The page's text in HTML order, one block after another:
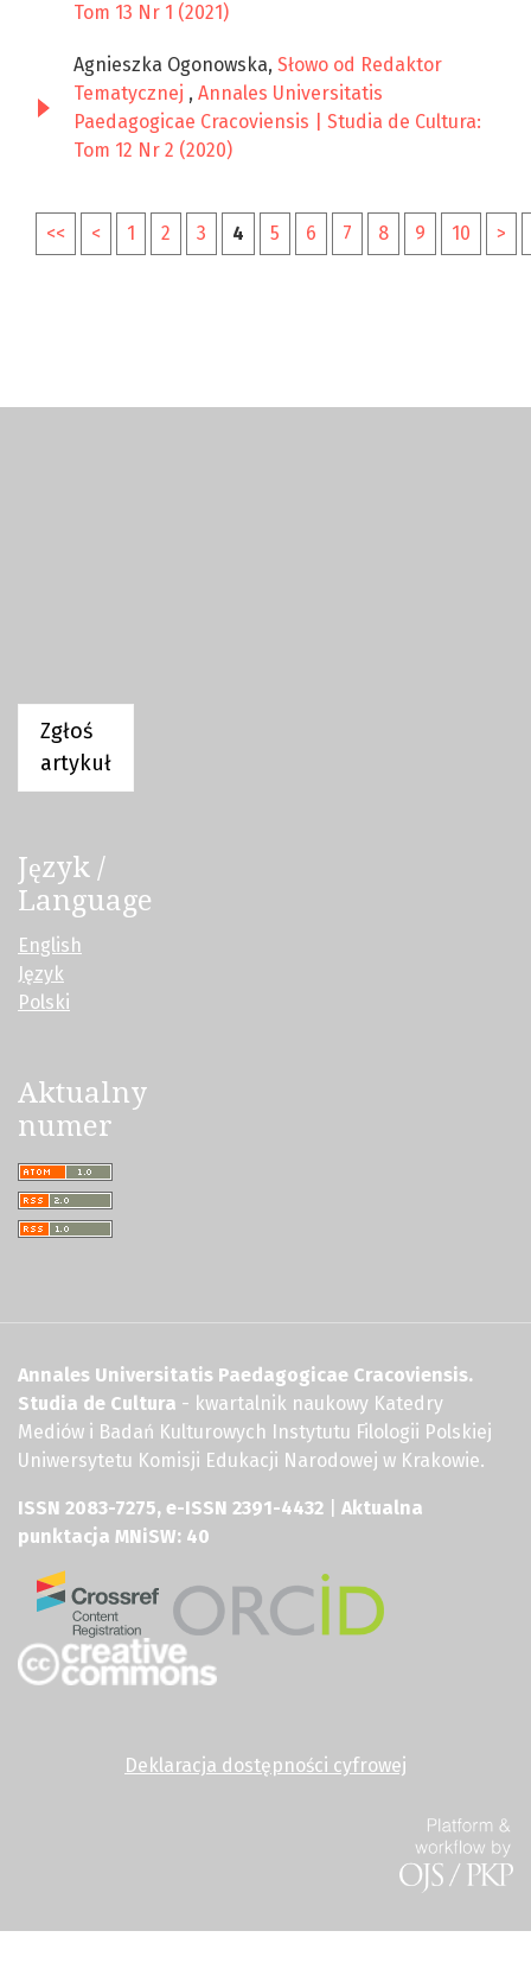
Tom 13 Nr 1 (2021)
Agnieszka Ogonowska, Słowo od Redaktor
Tematycznej , Annales Universitatis
Paedagogicae Cracoviensis | Studia de Cultura:
Tom 12 Nr 2 (2020)
<< < 1 2 3 4 5 6 7 8 9 10 >
Zgłoś
artykuł
Język /
Language
English
Język
Polski
Aktualny
numer
Annales Universitatis Paedagogicae Cracoviensis.
Studia de Cultura - kwartalnik naukowy Katedry
Mediów i Badań Kulturowych Instytutu Filologii Polskiej
Uniwersytetu Komisji Edukacji Narodowej w Krakowie.
ISSN 2083-7275, e-ISSN 2391-4432
Aktualna
punktacja MNiSW: 40
Deklaracja dostępności cyfrowej